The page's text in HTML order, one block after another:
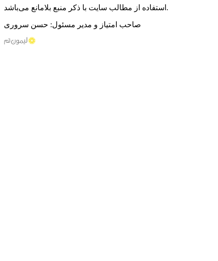
استفاده از مطالب سایت با ذکر منبع بلامانع می‌باشد.
صاحب امتیاز و مدیر مسئول: حسن سروری